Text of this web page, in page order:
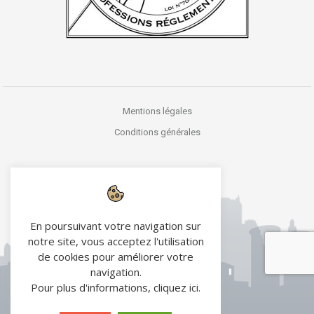
Mentions légales
Conditions générales
En poursuivant votre navigation sur
notre site, vous acceptez l'utilisation
de cookies pour améliorer votre
navigation.
Pour plus d'informations, cliquez ici.